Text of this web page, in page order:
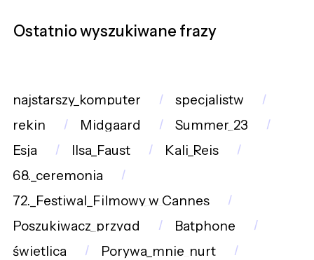
Ostatnio wyszukiwane frazy
najstarszy_komputer
specjalistw
rekin
Midgaard
Summer_23
Esja
Ilsa_Faust
Kali_Reis
68._ceremonia
72._Festiwal_Filmowy_w_Cannes
Poszukiwacz_przygd
Batphone
świetlica
Porywa_mnie_nurt